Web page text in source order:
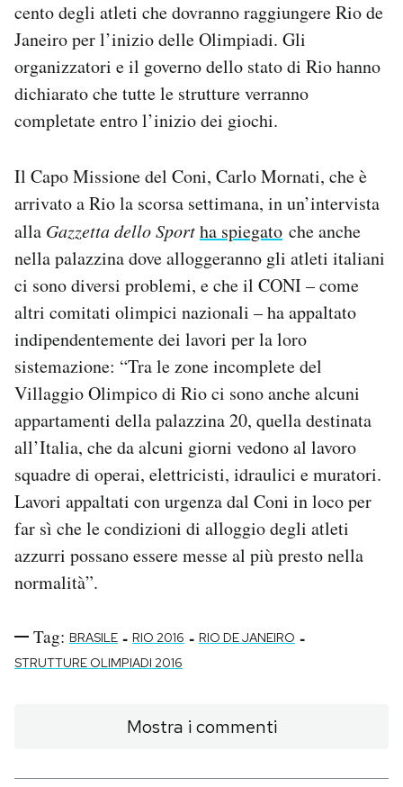
cento degli atleti che dovranno raggiungere Rio de
Janeiro per l’inizio delle Olimpiadi. Gli
organizzatori e il governo dello stato di Rio hanno
dichiarato che tutte le strutture verranno
completate entro l’inizio dei giochi.
Il Capo Missione del Coni, Carlo Mornati, che è
arrivato a Rio la scorsa settimana, in un’intervista
alla Gazzetta dello Sportha spiegato che anche
nella palazzina dove alloggeranno gli atleti italiani
ci sono diversi problemi, e che il CONI – come
altri comitati olimpici nazionali – ha appaltato
indipendentemente dei lavori per la loro
sistemazione: “Tra le zone incomplete del
Villaggio Olimpico di Rio ci sono anche alcuni
appartamenti della palazzina 20, quella destinata
all’Italia, che da alcuni giorni vedono al lavoro
squadre di operai, elettricisti, idraulici e muratori.
Lavori appaltati con urgenza dal Coni in loco per
far sì che le condizioni di alloggio degli atleti
azzurri possano essere messe al più presto nella
normalità”.
Tag: BRASILE - RIO 2016 - RIO DE JANEIRO -
STRUTTURE OLIMPIADI 2016
Mostra i commenti